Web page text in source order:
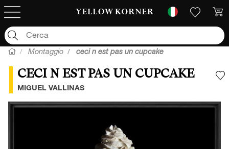
Montaggio ceci n est pas un cupcake
CECI N EST PAS UN CUPCAKE
MIGUEL VALLINAS